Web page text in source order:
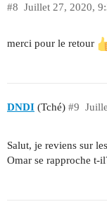
Juillet 27, 2020,
#8
merci pour le retour
DNDI (Tché) #9
Salut, je reviens sur
Omar se rapproche t-